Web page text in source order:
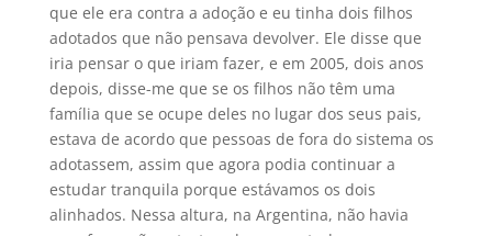
que ele era contra a adoção e eu tinha dois filhos
adotados que não pensava devolver. Ele disse que
iria pensar o que iriam fazer, e em 2005, dois anos
depois, disse-me que se os filhos não têm uma
família que se ocupe deles no lugar dos seus pais,
estava de acordo que pessoas de fora do sistema os
adotassem, assim que agora podia continuar a
estudar tranquila porque estávamos os dois
alinhados. Nessa altura, na Argentina, não havia